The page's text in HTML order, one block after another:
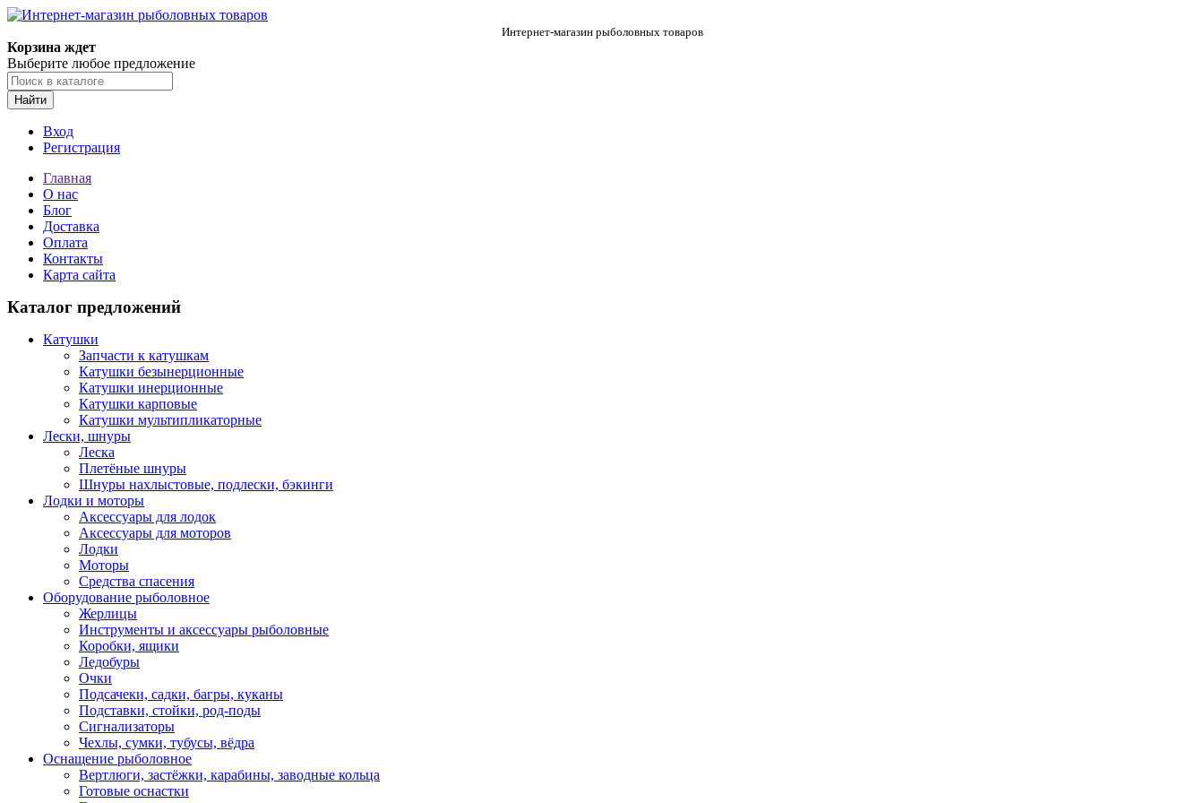
Интернет-магазин рыболовных товаров
Корзина ждет
Выберите любое предложение
Найти
Вход
Регистрация
Главная
О нас
Блог
Доставка
Оплата
Контакты
Карта сайта
Каталог предложений
Катушки
Запчасти к катушкам
Катушки безынерционные
Катушки инерционные
Катушки карповые
Катушки мультипликаторные
Лески, шнуры
Леска
Плетёные шнуры
Шнуры нахлыстовые, подлески, бэкинги
Лодки и моторы
Аксессуары для лодок
Аксессуары для моторов
Лодки
Моторы
Средства спасения
Оборудование рыболовное
Жерлицы
Инструменты и аксессуары рыболовные
Коробки, ящики
Ледобуры
Очки
Подсачеки, садки, багры, куканы
Подставки, стойки, род-поды
Сигнализаторы
Чехлы, сумки, тубусы, вёдра
Оснащение рыболовное
Вертлюги, застёжки, карабины, заводные кольца
Готовые оснастки